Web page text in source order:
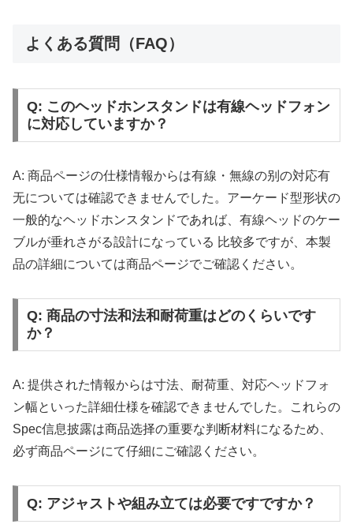
よくある質問（FAQ）
Q: このヘッドホンスタンドは有線ヘッドフォン
に対応していますか？
A: 商品ページの仕様情報からは有線・無線の别の対応有
无については確認できませんでした。アーケード型形状の
一般的なヘッドホンスタンドであれば、有線ヘッドのケー
ブルが垂れさがる設計になっている 比较多ですが、本製
品の詳細については商品ページでご確認ください。
Q: 商品の寸法和法和耐荷重はどのくらいです
か？
A: 提供された情報からは寸法、耐荷重、対応ヘッドフォ
ン幅といった詳細仕様を確認できませんでした。これらの
Spec信息披露は商品选择の重要な判断材料になるため、
必ず商品ページにて仔細にご確認ください。
Q: アジャストや組み立ては必要ですですか？